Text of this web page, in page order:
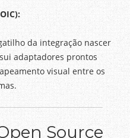
da integração nascer
adaptadores prontos
visual entre os
Source